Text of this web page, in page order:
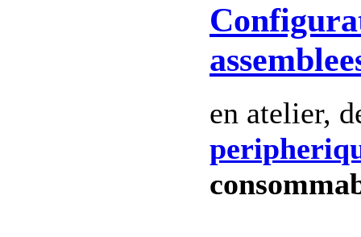
en atelier,